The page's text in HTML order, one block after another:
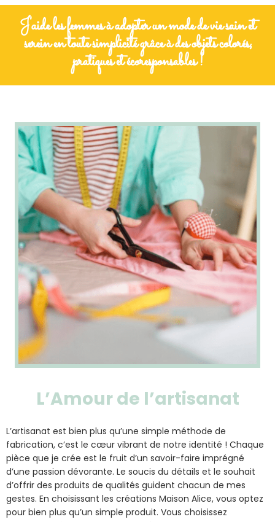
J'aide les femmes à adopter un mode de vie sain et
serein en toute simplicité grâce à des objets colorés,
pratiques et écoresponsables !
L’Amour de l’artisanat
L’artisanat est bien plus qu’une simple méthode de
fabrication, c’est le cœur vibrant de notre identité ! Chaque
pièce que je crée est le fruit d’un savoir-faire imprégné
d’une passion dévorante. Le soucis du détails et le souhait
d’offrir des produits de qualités guident chacun de mes
gestes. En choisissant les créations Maison Alice, vous optez
pour bien plus qu’un simple produit. Vous choisissez